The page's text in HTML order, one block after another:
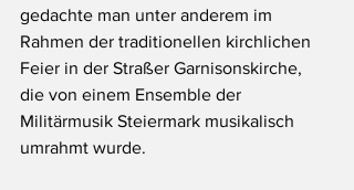
gedachte man unter anderem im
Rahmen der traditionellen kirchlichen
Feier in der Straßer Garnisonskirche,
die von einem Ensemble der
Militärmusik Steiermark musikalisch
umrahmt wurde.